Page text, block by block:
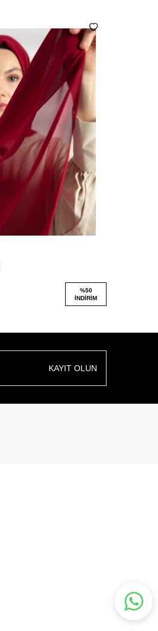
%50
İNDIRIM
KAYIT OLUN